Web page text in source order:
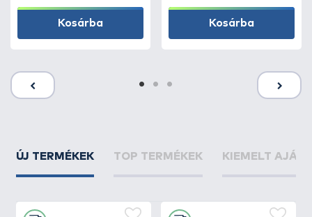
Kosárba Kosárba
ÚJ TERMÉKEK TOP TERMÉKEK KIEMELT